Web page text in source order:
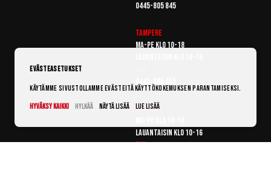
0445-805 845
Tampere
Ma-pe klo 10-18
Vantaa
Lauantaisin klo 10-16
Puh:
Evästeasetukset
Käytämme sivustollamme evästeitä käyttökokemuksen parantamiseksi.
Hyväksy kaikki
Hylkää Näytä lisää Lue lisää